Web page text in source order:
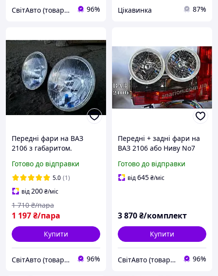
СвітАвто (товари для тюнінгу автомобілів ВАЗ) 96% Цікавинка 87%
Передні фари на ВАЗ
2106 з габаритом.
Готово до відправки
5.0 (1)
від200₴/міс
1 197₴/пара
1 710 ₴/пара
Купити
СвітАвто (товари для тюнінгу автомобілів ВАЗ) 96%
Передні + задні фари на
ВАЗ 2106 або Ниву No7
Готово до відправки
від645₴/міс
3 870₴/комплект
Купити
СвітАвто (товари для тюнінгу автомобілів ВАЗ) 96%